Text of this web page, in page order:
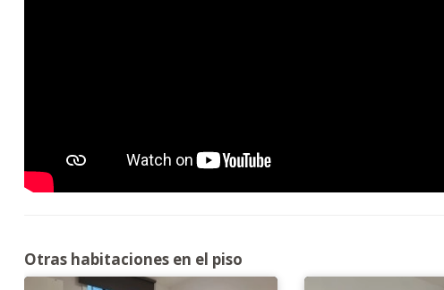
Otras habitaciones en el piso